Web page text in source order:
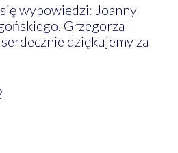
wypowiedzi: Joanny
Grzegorza
dziękujemy za